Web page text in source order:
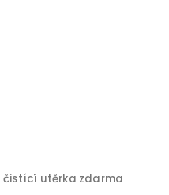
čistící utěrka zdarma